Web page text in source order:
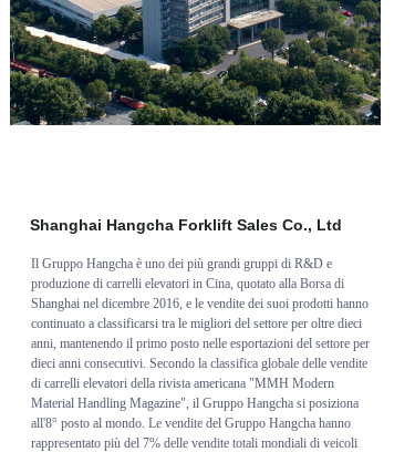
Shanghai Hangcha Forklift Sales Co., Ltd
Il Gruppo Hangcha è uno dei più grandi gruppi di R&D e
produzione di carrelli elevatori in Cina, quotato alla Borsa di
Shanghai nel dicembre 2016, e le vendite dei suoi prodotti hanno
continuato a classificarsi tra le migliori del settore per oltre dieci
anni, mantenendo il primo posto nelle esportazioni del settore per
dieci anni consecutivi. Secondo la classifica globale delle vendite
di carrelli elevatori della rivista americana "MMH Modern
Material Handling Magazine", il Gruppo Hangcha si posiziona
all'8° posto al mondo. Le vendite del Gruppo Hangcha hanno
rappresentato più del 7% delle vendite totali mondiali di veicoli